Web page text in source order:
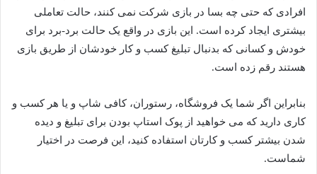
افرادی که حتی چه بسا در بازی شرکت نمی کنند، حالت تعاملی
بیشتری ایجاد کرده است. این بازی در واقع یک حالت برد-برد برای
خودش و کسانی که بدنبال تبلیغ کسب و کار خودشان از طریق بازی
هستند رقم زده است.
بنابراین اگر شما یک فروشگاه، رستوران، کافی شاپ و یا هر کسب و
کاری دارید که می خواهید از پوک استاپ بودن برای تبلیغ و دیده
شدن بیشتر کسب و کارتان استفاده کنید، این فرصت در اختیار
شماست.